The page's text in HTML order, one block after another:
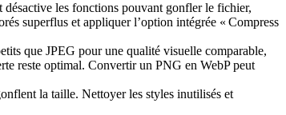
les fonctions pouvant gonfler le fichier,
superflus et appliquer l’option intégrée « Compress
que JPEG pour une qualité visuelle comparable,
reste optimal. Convertir un PNG en WebP peut
la taille. Nettoyer les styles inutilisés et